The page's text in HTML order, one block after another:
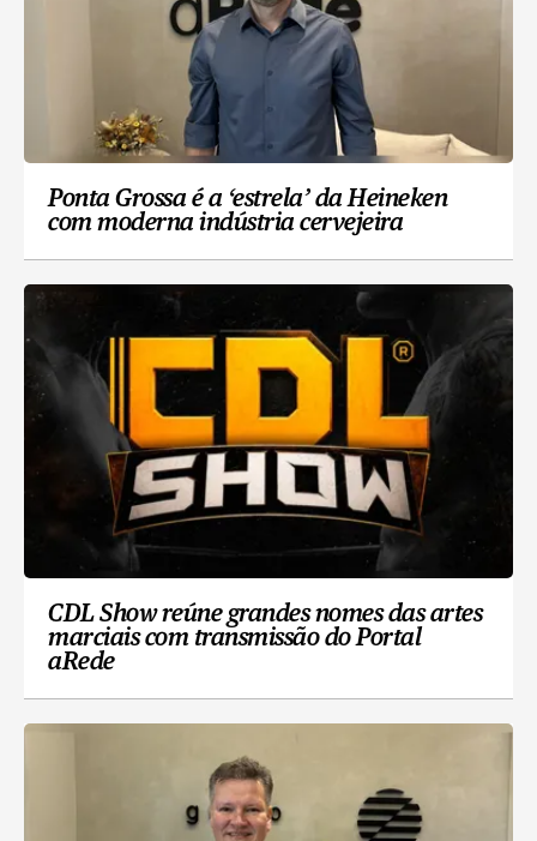
Ponta Grossa é a ‘estrela’ da Heineken
com moderna indústria cervejeira
CDL Show reúne grandes nomes das artes
marciais com transmissão do Portal
aRede